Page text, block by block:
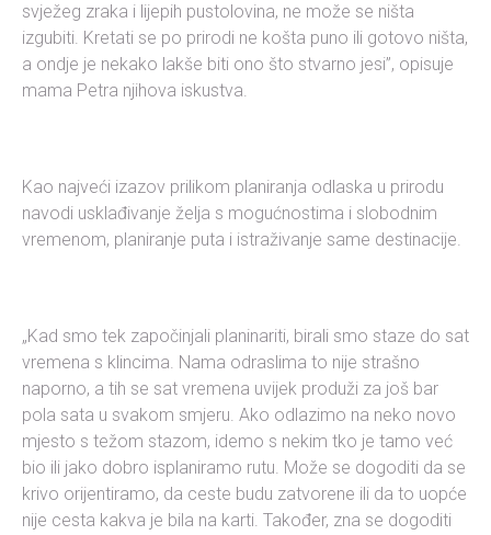
svježeg zraka i lijepih pustolovina, ne može se ništa
izgubiti. Kretati se po prirodi ne košta puno ili gotovo ništa,
a ondje je nekako lakše biti ono što stvarno jesi”, opisuje
mama Petra njihova iskustva.
Kao najveći izazov prilikom planiranja odlaska u prirodu
navodi usklađivanje želja s mogućnostima i slobodnim
vremenom, planiranje puta i istraživanje same destinacije.
„Kad smo tek započinjali planinariti, birali smo staze do sat
vremena s klincima. Nama odraslima to nije strašno
naporno, a tih se sat vremena uvijek produži za još bar
pola sata u svakom smjeru. Ako odlazimo na neko novo
mjesto s težom stazom, idemo s nekim tko je tamo već
bio ili jako dobro isplaniramo rutu. Može se dogoditi da se
krivo orijentiramo, da ceste budu zatvorene ili da to uopće
nije cesta kakva je bila na karti. Također, zna se dogoditi